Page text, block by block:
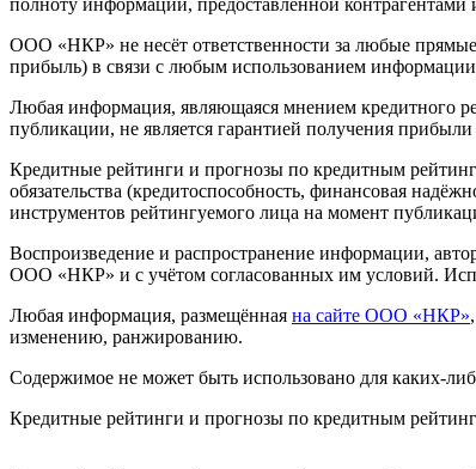
полноту информации, предоставленной
ООО «НКР» не несёт ответственности за любые
прибыль) в связи с любым использованием
Любая информация, являющаяся мнением кредитного
публикации, не является гарантией получения
Кредитные рейтинги и прогнозы по кредитным
обязательства (кредитоспособность, финансовая
инструментов рейтингуемого лица на момент
Воспроизведение и распространение информации,
ООО «НКР» и с учётом согласованных им условий.
Любая информация, размещённая на сайте ООО «НКР»
изменению, ранжированию.
Содержимое не может быть использовано для каких-
Кредитные рейтинги и прогнозы по кредитным